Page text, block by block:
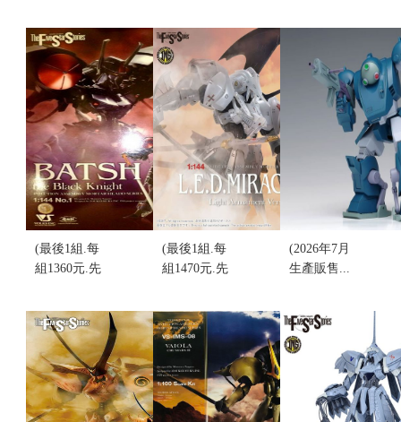
(最後1組.每
組1360元.先
問)VOLKS
五星物語
IMS1/144
BATSH the
Black Knight
黑騎士(不挑
(最後1組.每
組1470元.先
問)VOLKS
IMS 1/144 雷
德幻象 V3
LED Mirage
V3 輕裝式樣
組裝模型(不
(2026年7月
生產販售...
裝甲騎兵
Diving Beetle
PS版 組裝模
型 (再販)(不
挑盒況)